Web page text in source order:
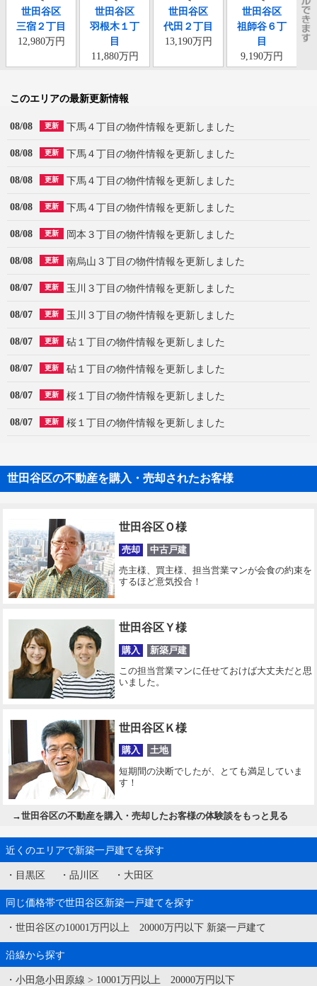
世田谷区
三宿２丁目
12,980万円
世田谷区
羽根木１丁
目
11,880万円
世田谷区
代田２丁目
13,190万円
世田谷区
祖師谷６丁
目
9,190万円
このエリアの最新更新情報
08/08 更新 下馬４丁目の物件情報を更新しました
08/08 更新 下馬４丁目の物件情報を更新しました
08/08 更新 下馬４丁目の物件情報を更新しました
08/08 更新 下馬４丁目の物件情報を更新しました
08/08 更新 岡本３丁目の物件情報を更新しました
08/08 更新 南烏山３丁目の物件情報を更新しました
08/07 更新 玉川３丁目の物件情報を更新しました
08/07 更新 玉川３丁目の物件情報を更新しました
08/07 更新 砧１丁目の物件情報を更新しました
08/07 更新 砧１丁目の物件情報を更新しました
08/07 更新 桜１丁目の物件情報を更新しました
08/07 更新 桜１丁目の物件情報を更新しました
世田谷区の不動産を購入・売却されたお客様
世田谷区Ｏ様
売却 中古戸建
売主様、買主様、担当営業マンが会食の約束を
するほど意気投合！
世田谷区Ｙ様
購入 新築戸建
この担当営業マンに任せておけば大丈夫だと思
いました。
世田谷区Ｋ様
購入 土地
短期間の決断でしたが、とても満足していま
す！
→世田谷区の不動産を購入・売却したお客様の体験談をもっと見る
近くのエリアで新築一戸建てを探す
・ 目黒区 ・ 品川区 ・ 大田区
同じ価格帯で世田谷区新築一戸建てを探す
・ 世田谷区の10001万円以上 20000万円以下 新築一戸建て
沿線から探す
・ 小田急小田原線 > 10001万円以上 20000万円以下